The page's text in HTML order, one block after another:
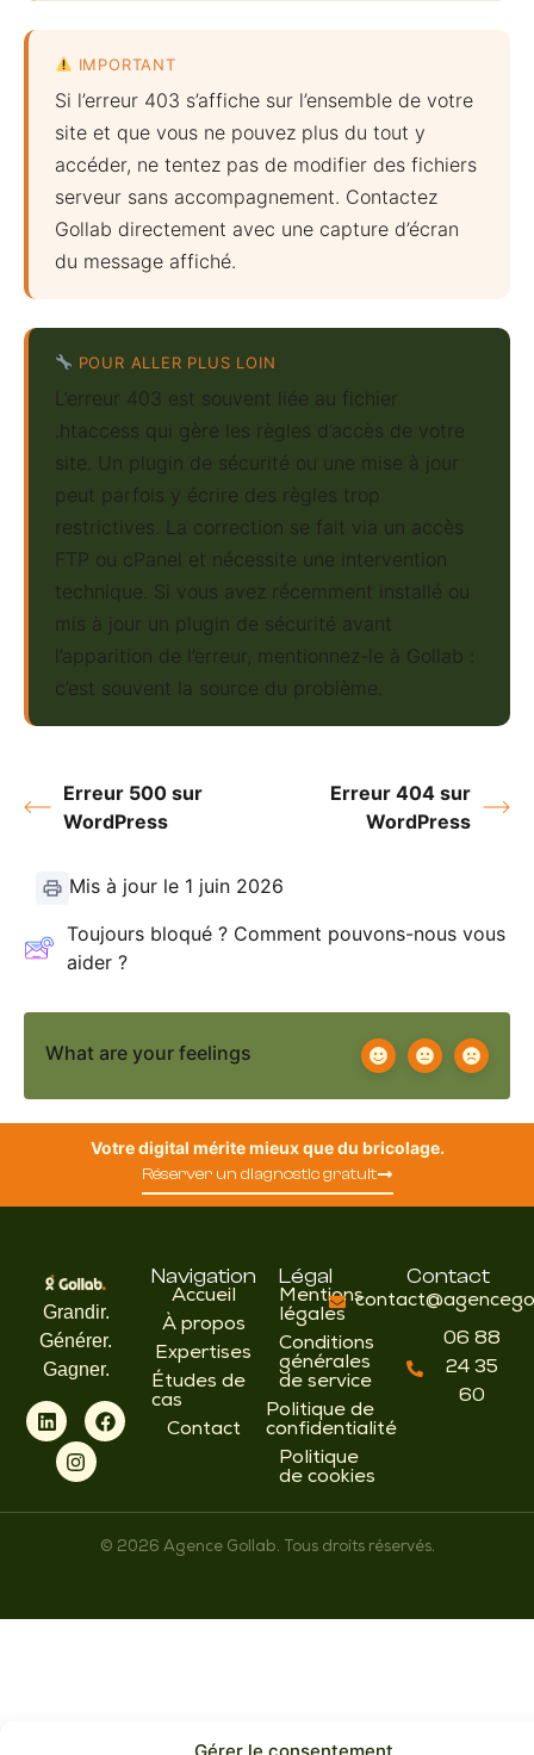
IMPORTANT
Si l’erreur 403 s’affiche sur l’ensemble de votre
site et que vous ne pouvez plus du tout y
accéder, ne tentez pas de modifier des fichiers
serveur sans accompagnement. Contactez
Gollab directement avec une capture d’écran
du message affiché.
POUR ALLER PLUS LOIN
L’erreur 403 est souvent liée au fichier
.htaccess qui gère les règles d’accès de votre
site. Un plugin de sécurité ou une mise à jour
peut parfois y écrire des règles trop
restrictives. La correction se fait via un accès
FTP ou cPanel et nécessite une intervention
technique. Si vous avez récemment installé ou
mis à jour un plugin de sécurité avant
l’apparition de l’erreur, mentionnez-le à Gollab :
c’est souvent la source du problème.
Erreur 500 sur
WordPress
Erreur 404 sur
WordPress
Mis à jour le 1 juin 2026
Toujours bloqué ? Comment pouvons-nous vous
aider ?
What are your feelings
Votre digital mérite mieux que du bricolage.
Réserver un diagnostic gratuit
Grandir.
Générer.
Gagner.
Navigation
Accueil
À propos
Expertises
Études de
cas
Contact
Légal
Mentions
légales
Conditions
générales
de service
Politique de
confidentialité
Politique
de cookies
Contact
06 88
24 35
60
© 2026 Agence Gollab. Tous droits réservés.